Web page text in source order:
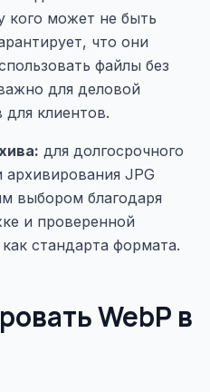
кого может не быть
что они
файлы без
для деловой
клиентов.
для долгосрочного
JPG
выбором благодаря
и проверенной
стандарта формата.
WebP в